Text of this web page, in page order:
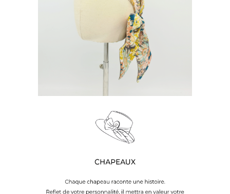
BANDEAU PRINTEMPS
€